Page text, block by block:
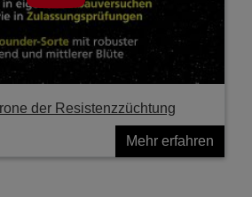
der Resistenzzüchtung
Mehr erfahren